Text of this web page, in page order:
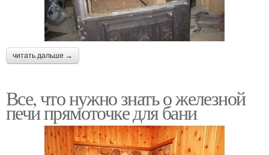
читать дальше →
Все, что нужно знать о железной
печи прямоточке для бани